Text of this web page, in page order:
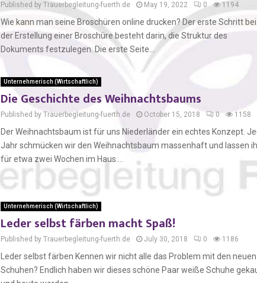
Published by Trauerbegleitung-fuerth.de May 19, 2022 0 1194
Wie kann man seine Broschüren online drucken? Der erste Schritt bei
der Erstellung einer Broschüre besteht darin, die Struktur des
Dokuments festzulegen. Die erste Seite...
Unternehmerisch (Wirtschaftlich)
Die Geschichte des Weihnachtsbaums
Published by Trauerbegleitung-fuerth.de October 15, 2018 0 1158
Der Weihnachtsbaum ist für uns Niederländer ein echtes Konzept.
Jahr schmücken wir den Weihnachtsbaum massenhaft und lassen
für etwa zwei Wochen im Haus....
Unternehmerisch (Wirtschaftlich)
Leder selbst färben macht Spaß!
Published by Trauerbegleitung-fuerth.de July 30, 2018 0 1186
Leder selbst färben Kennen wir nicht alle das Problem mit den neuen
Schuhen? Endlich haben wir dieses schöne Paar weiße Schuhe